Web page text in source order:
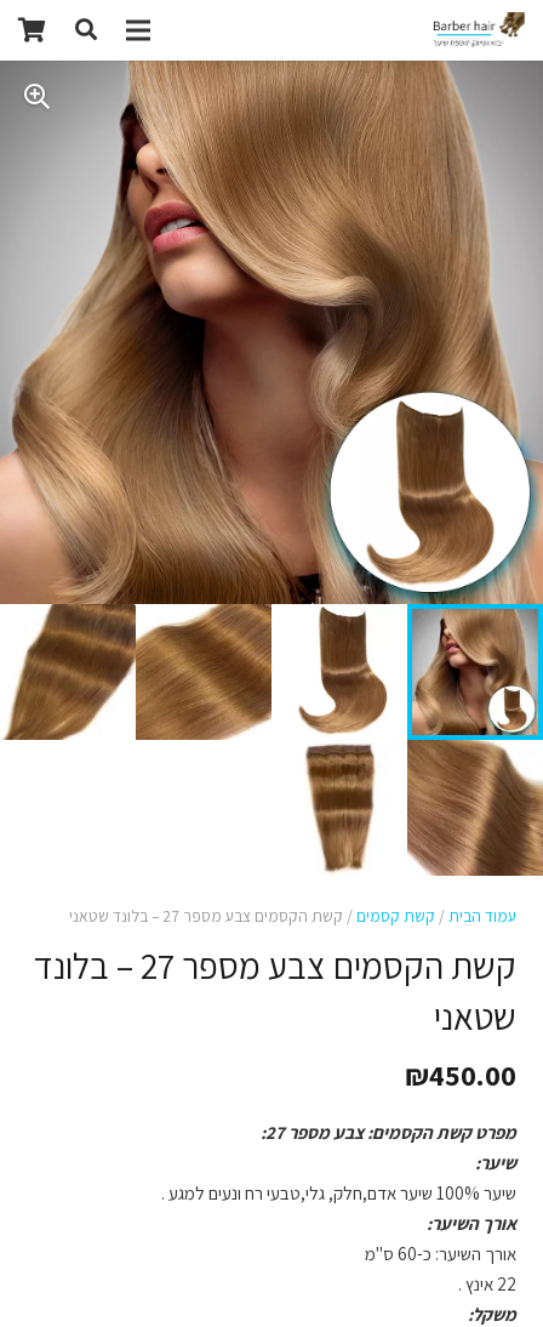
עמוד הבית / קשת קסמים/ קשת הקסמים צבע מספר 27 – בלונד שטאני
קשת הקסמים צבע מספר 27 – בלונד
שטאני
₪450.00
מפרט קשת הקסמים: צבע מספר 27:
שיער:
שיער 100% שיער אדם,חלק, גלי,טבעי רח ונעים למגע .
אורך השיער:
אורך השיער: כ-60 ס"מ
22 אינץ .
משקל: